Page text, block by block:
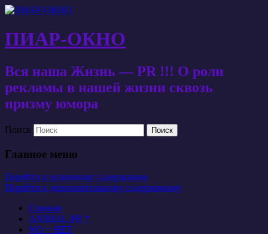
ПИАР-ОКНО
Вся наша Жизнь — PR !!! О роли
рекламы в нашей жизни сквозь
призму юмора
Поиск
Главное меню
Перейти к основному содержанию
Перейти к дополнительному содержимому
Главная
ANIMAL-PR *
NO = НЕТ